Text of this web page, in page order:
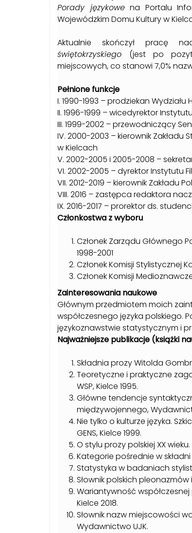
Porady językowena Portalu
Wojewódzkim Domu Kultury w
Aktualnie skończył pracę
świętokrzyskiego (jest po
miejscowych, co stanowi 7,0%
Pełnione funkcje
I. 1990-1993 – prodziekan
II. 1996-1999 – wicedyrektor
III. 1999-2002 – przewodniczący
IV. 2000-2003 – kierownik Zakładu
w Kielcach
V. 2002-2005 i 2005-2008 –
VI. 2002-2005 – dyrektor Instytutu
VII. 2012-2019 – kierownik Zakładu
VIII. 2016 – zastępca redaktora
IX. 2016-2017 – prorektor ds.
Członkostwa z wyboru
Członek Zarządu Głównego
1998-2001
Członek Komisji Stylistycznej
Członek Komisji
Zainteresowania naukowe
Głównym przedmiotem moich
współczesnego języka polskiego.
językoznawstwie statystycznym i
Najważniejsze publikacje (książki
Składnia prozy Witolda
Teoretyczne i praktyczne
WSP, Kielce 1995.
Główne tendencje
międzywojennego,
Nie tylko o kulturze języka.
GENS, Kielce 1999.
O stylu prozy polskiej XX
Kategorie pośrednie w
Statystyka w badaniach
Słownik polskich pleonazmów
Wariantywność
Kielce 2018.
Słownik nazw miejscowości
Wydawnictwo UJK.